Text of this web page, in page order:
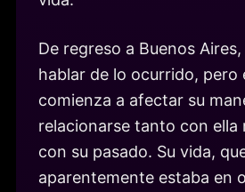
De regreso a Buenos
hablar de lo ocurrido, pero
comienza a afectar su
relacionarse tanto con ella
con su pasado. Su vida,
aparentemente estaba en